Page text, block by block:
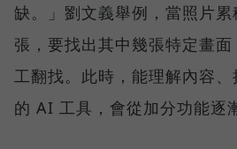
缺。」劉文義舉例，當照片
張，要找出其中幾張特定畫面
工翻找。此時，能理解內容
的 AI 工具，會從加分功能逐